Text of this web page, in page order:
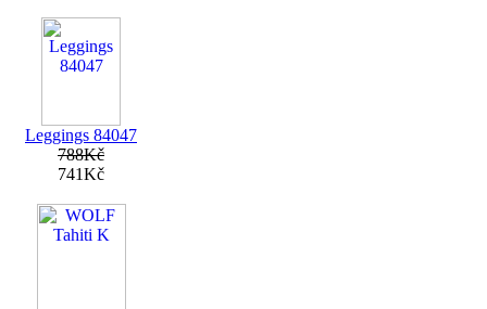
Leggings 84047
788Kč
741Kč